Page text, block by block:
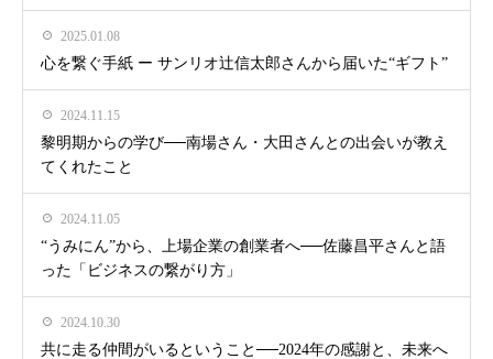
2025.01.08
心を繋ぐ手紙 ー サンリオ辻信太郎さんから届いた“ギフト”
2024.11.15
黎明期からの学び──南場さん・大田さんとの出会いが教え
てくれたこと
2024.11.05
“うみにん”から、上場企業の創業者へ──佐藤昌平さんと語
った「ビジネスの繋がり方」
2024.10.30
共に走る仲間がいるということ──2024年の感謝と、未来へ